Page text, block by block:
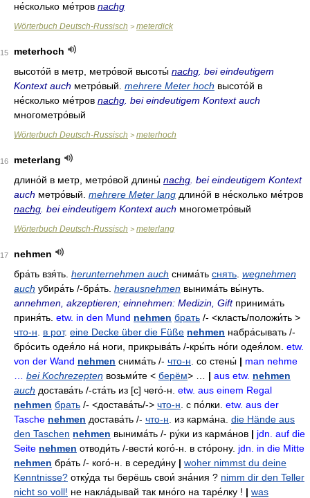
не́сколько ме́тров nachg
Wörterbuch Deutsch-Russisch > meterdick
15
meterhoch
высото́й в метр метро́вой высоты́ nachg . bei eindeutigem
Kontext auch метро́вый mehrere Meter hoch высото́й в
не́сколько ме́тров nachg . bei eindeutigem Kontext auch
многометро́вый
Wörterbuch Deutsch-Russisch > meterhoch
16
meterlang
длино́й в метр метро́вой длины́ nachg . bei eindeutigem Kontext
auch метро́вый mehrere Meter lang длино́й в не́сколько ме́тров
nachg . bei eindeutigem Kontext auch многометро́вый
Wörterbuch Deutsch-Russisch > meterlang
17
nehmen
бра́ть взя́ть herunternehmen auch снима́ть снять wegnehmen
auch убира́ть /-бра́ть herausnehmen вынима́ть вы́нуть
annehmen, akzeptieren; einnehmen: Medizin, Gift принима́ть
приня́ть etw. in den Mund nehmen брать /- <класть/положи́ть >
что-н
в рот. eine Decke über die Füße nehmen набра́сывать /-
бро́сить одея́ло на́ ноги прикрыва́ть /-кры́ть но́ги одея́лом etw.
von der Wand nehmen снима́ть /- что-н со стены́ | man nehme
bei Kochrezepten возьми́те < берём> … | aus etw. nehmen
auch достава́ть /-ста́ть из [с] чего́-н etw. aus einem Regal
nehmen брать /- <достава́ть/-> что-н с по́лки etw. aus der
Tasche nehmen достава́ть /- что-н из карма́на die Hände aus
den Taschen nehmen вынима́ть /- ру́ки из карма́нов | jdn. auf die
Seite nehmen отводи́ть /-вести́ кого́-н в сто́рону. jdn. in die Mitte
nehmen бра́ть /- кого́-н в середи́ну | woher nimmst du deine
Kenntnisse? отку́да ты берёшь свои́ зна́ния ? nimm dir den Teller
nicht so voll! не накла́дывай так мно́го на таре́лку ! | was